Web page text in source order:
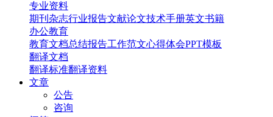
专业资料
期刊杂志行业报告文献论文技术手册英文书籍
办公教育
教育文档总结报告工作范文心得体会PPT模板
翻译文档
翻译标准翻译资料
文章
公告
咨询